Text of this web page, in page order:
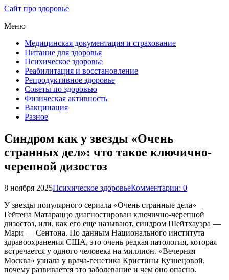
Сайт про здоровье
Меню
Медицинская документация и страхование
Питание для здоровья
Психическое здоровье
Реабилитация и восстановление
Репродуктивное здоровье
Советы по здоровью
Физическая активность
Вакцинация
Разное
Синдром как у звезды «Очень
странных дел»: что такое ключично-
черепной дизостоз
8 ноября 2025Психическое здоровьеКомментарии: 0
У звезды популярного сериала «Очень странные дела»
Гейтена Матараццо диагностирован ключично-черепной
дизостоз, или, как его еще называют, синдром Шейтхауэра —
Мари — Сентона. По данным Национального института
здравоохранения США, это очень редкая патология, которая
встречается у одного человека на миллион. «Вечерняя
Москва» узнала у врача-генетика Кристины Кузнецовой,
почему развивается это заболевание и чем оно опасно.